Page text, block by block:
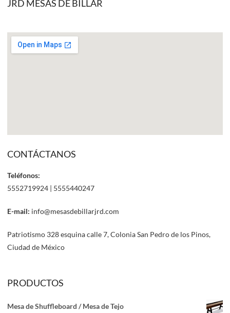
JRD MESAS DE BILLAR
CONTÁCTANOS
Teléfonos:
5552719924 | 5555440247
E-mail: info@mesasdebillarjrd.com
Patriotismo 328 esquina calle 7, Colonia San Pedro de los Pinos,
Ciudad de México
PRODUCTOS
Mesa de Shuffleboard / Mesa de Tejo